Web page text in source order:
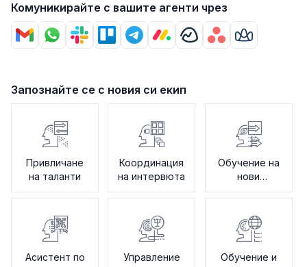
Комуникирайте с вашите агенти чрез
Запознайте се с новия си екип
Привличане
на таланти
Координация
на интервюта
Обучение на
нови
служители
Асистент по
Управление
Обучение и